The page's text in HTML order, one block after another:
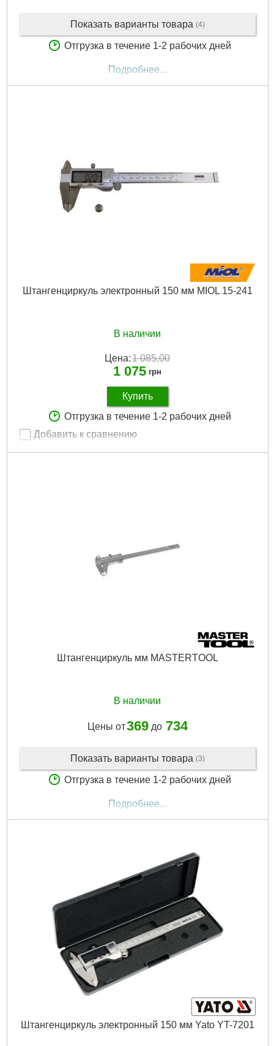
Показать варианты товара (4)
Отгрузка в течение 1-2 рабочих дней
Подробнее...
Штангенциркуль электронный 150 мм MIOL 15-241
В наличии
Цена:1 085,00
1 075 грн
Купить
Отгрузка в течение 1-2 рабочих дней
Добавить к сравнению
Артикул: 15-241
Штангенциркуль мм MASTERTOOL
В наличии
Цены от369до 734
Показать варианты товара (3)
Отгрузка в течение 1-2 рабочих дней
Подробнее...
Штангенциркуль электронный 150 мм Yato YT-7201